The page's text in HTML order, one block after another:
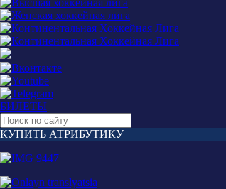
БИЛЕТЫ
КУПИТЬ АТРИБУТИКУ